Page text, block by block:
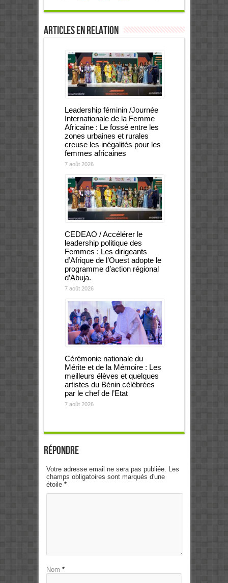
Articles en relation
Leadership féminin /Journée
Internationale de la Femme
Africaine : Le fossé entre les
zones urbaines et rurales
creuse les inégalités pour les
femmes africaines
7 août 2026
CEDEAO / Accélérer le
leadership politique des
Femmes : Les dirigeants
d’Afrique de l’Ouest adopte le
programme d’action régional
d’Abuja.
7 août 2026
Cérémonie nationale du
Mérite et de la Mémoire : Les
meilleurs élèves et quelques
artistes du Bénin célébrées
par le chef de l’Etat
7 août 2026
Répondre
Votre adresse email ne sera pas publiée. Les
champs obligatoires sont marqués d'une
étoile *
Nom *